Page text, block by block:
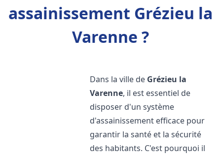
assainissement Grézieu la
Varenne ?
Dans la ville de Grézieu la
Varenne, il est essentiel de
disposer d'un système
d'assainissement efficace pour
garantir la santé et la sécurité
des habitants. C'est pourquoi il